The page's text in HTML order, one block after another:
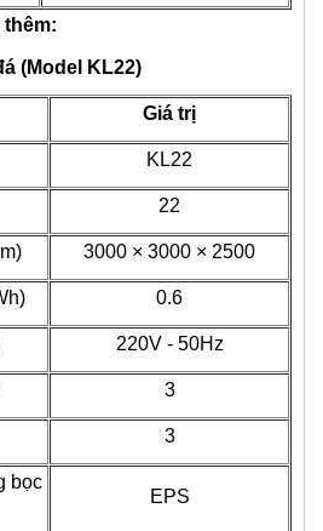
thêm:
(Model KL22)
Giá trị
KL22
22
3000 × 3000 × 2500
0.6
220V - 50Hz
3
3
bọc
EPS